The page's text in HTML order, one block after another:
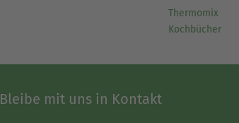
Thermomix
Kochbücher
Bleibe mit uns in Kontakt